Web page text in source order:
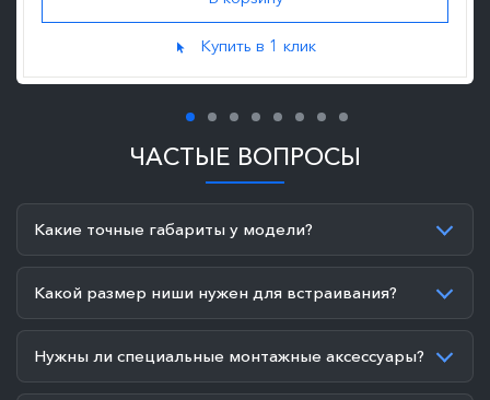
Купить в 1 клик
ЧАСТЫЕ ВОПРОСЫ
Какие точные габариты у модели?
Какой размер ниши нужен для встраивания?
Нужны ли специальные монтажные аксессуары?